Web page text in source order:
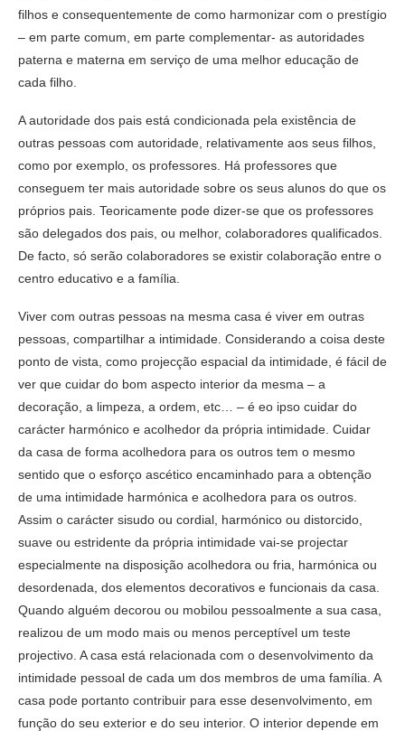
filhos e consequentemente de como harmonizar com o prestígio
– em parte comum, em parte complementar- as autoridades
paterna e materna em serviço de uma melhor educação de
cada filho.
A autoridade dos pais está condicionada pela existência de
outras pessoas com autoridade, relativamente aos seus filhos,
como por exemplo, os professores. Há professores que
conseguem ter mais autoridade sobre os seus alunos do que os
próprios pais. Teoricamente pode dizer-se que os professores
são delegados dos pais, ou melhor, colaboradores qualificados.
De facto, só serão colaboradores se existir colaboração entre o
centro educativo e a família.
Viver com outras pessoas na mesma casa é viver em outras
pessoas, compartilhar a intimidade. Considerando a coisa deste
ponto de vista, como projecção espacial da intimidade, é fácil de
ver que cuidar do bom aspecto interior da mesma – a
decoração, a limpeza, a ordem, etc… – é eo ipso cuidar do
carácter harmónico e acolhedor da própria intimidade. Cuidar
da casa de forma acolhedora para os outros tem o mesmo
sentido que o esforço ascético encaminhado para a obtenção
de uma intimidade harmónica e acolhedora para os outros.
Assim o carácter sisudo ou cordial, harmónico ou distorcido,
suave ou estridente da própria intimidade vai-se projectar
especialmente na disposição acolhedora ou fria, harmónica ou
desordenada, dos elementos decorativos e funcionais da casa.
Quando alguém decorou ou mobilou pessoalmente a sua casa,
realizou de um modo mais ou menos perceptível um teste
projectivo. A casa está relacionada com o desenvolvimento da
intimidade pessoal de cada um dos membros de uma família. A
casa pode portanto contribuir para esse desenvolvimento, em
função do seu exterior e do seu interior. O interior depende em